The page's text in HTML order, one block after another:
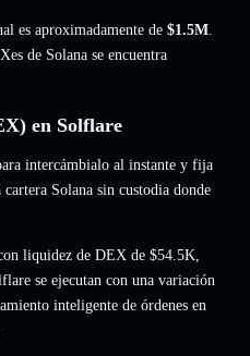
es aproximadamente de $1.5M.
de Solana se encuentra
en Solflare
intercámbialo al instante y fija
Solana sin custodia donde
liquidez de DEX de $54.5K,
se ejecutan con una variación
inteligente de órdenes en